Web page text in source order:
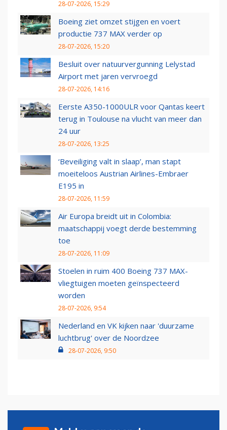
28-07-2026, 15:29
Boeing ziet omzet stijgen en voert
productie 737 MAX verder op
28-07-2026, 15:20
Besluit over natuurvergunning Lelystad
Airport met jaren vervroegd
28-07-2026, 14:16
Eerste A350-1000ULR voor Qantas keert
terug in Toulouse na vlucht van meer dan
24 uur
28-07-2026, 13:25
‘Beveiliging valt in slaap’, man stapt
moeiteloos Austrian Airlines-Embraer
E195 in
28-07-2026, 11:59
Air Europa breidt uit in Colombia:
maatschappij voegt derde bestemming
toe
28-07-2026, 11:09
Stoelen in ruim 400 Boeing 737 MAX-
vliegtuigen moeten geïnspecteerd
worden
28-07-2026, 9:54
Nederland en VK kijken naar 'duurzame
luchtbrug' over de Noordzee
28-07-2026, 9:50